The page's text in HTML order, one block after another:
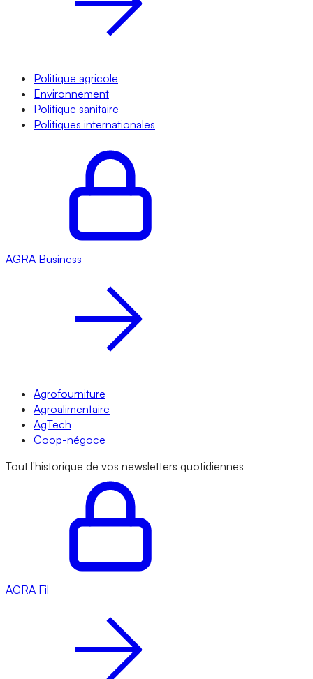
Politique agricole
Environnement
Politique sanitaire
Politiques internationales
AGRA Business
Agrofourniture
Agroalimentaire
AgTech
Coop-négoce
Tout l'historique de vos newsletters quotidiennes
AGRA Fil